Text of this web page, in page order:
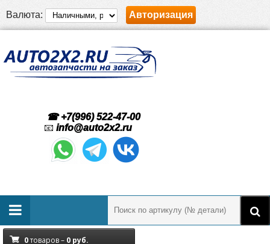
Валюта: Авторизация
☎ +7(996) 522-47-00
📧 info@auto2x2.ru
0товаров – 0 руб.